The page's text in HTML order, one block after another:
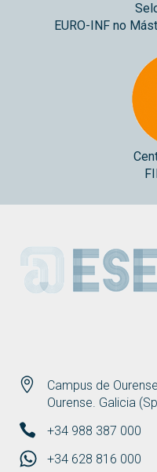
EURO-INF no
ESEI
Campus de
Ourense. Galicia
+34 988 387 000
+34 628 816 000